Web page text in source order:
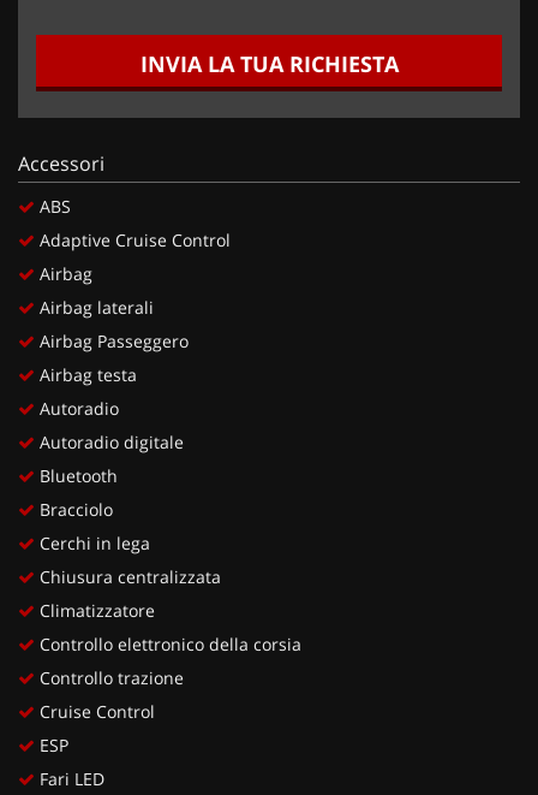
INVIA LA TUA RICHIESTA
Accessori
ABS
Adaptive Cruise Control
Airbag
Airbag laterali
Airbag Passeggero
Airbag testa
Autoradio
Autoradio digitale
Bluetooth
Bracciolo
Cerchi in lega
Chiusura centralizzata
Climatizzatore
Controllo elettronico della corsia
Controllo trazione
Cruise Control
ESP
Fari LED